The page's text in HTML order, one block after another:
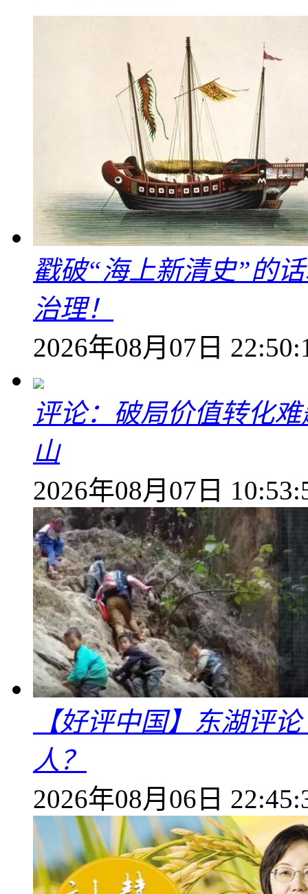
戳破“海上新清史”的
治理！
2026年08月07日
评论：破局价值转化
山
2026年08月07日
【好评中国】东湖评
人？
2026年08月06日